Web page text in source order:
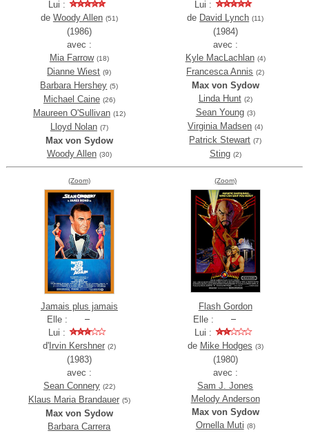
Lui :
de Woody Allen (51)
(1986)
avec :
Mia Farrow (18)
Dianne Wiest (9)
Barbara Hershey (5)
Michael Caine (26)
Maureen O'Sullivan (12)
Lloyd Nolan (7)
Max von Sydow
Woody Allen (30)
Lui :
de David Lynch (11)
(1984)
avec :
Kyle MacLachlan (4)
Francesca Annis (2)
Max von Sydow
Linda Hunt (2)
Sean Young (3)
Virginia Madsen (4)
Patrick Stewart (7)
Sting (2)
(Zoom)
Jamais plus jamais
Elle :
Lui :
d'Irvin Kershner (2)
(1983)
avec :
Sean Connery (22)
Klaus Maria Brandauer (5)
Max von Sydow
Barbara Carrera
(Zoom)
Flash Gordon
Elle :
Lui :
de Mike Hodges (3)
(1980)
avec :
Sam J. Jones
Melody Anderson
Max von Sydow
Ornella Muti (8)